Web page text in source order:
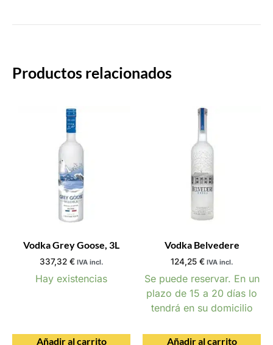
Productos relacionados
Vodka Grey Goose, 3L
337,32 € IVA incl.
Hay existencias
Añadir al carrito
Vodka Belvedere
124,25 € IVA incl.
Se puede reservar. En un
plazo de 15 a 20 días lo
tendrá en su domicilio
Añadir al carrito